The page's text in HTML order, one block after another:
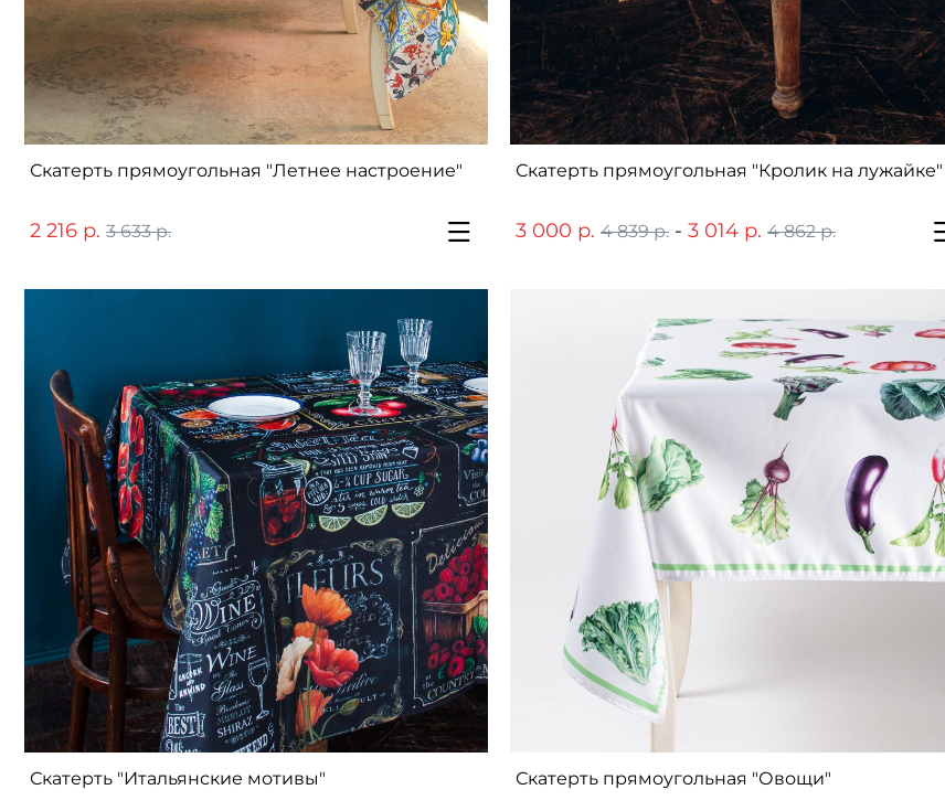
Скатерть прямоугольная "Летнее настроение"
2 216 р. 3 633 р.
Скатерть прямоугольная "Кролик на лужайке"
3 000 р. 4 839 р. -3 014 р. 4 862 р.
Скатерть "Итальянские мотивы" Скатерть прямоугольная "Овощи"